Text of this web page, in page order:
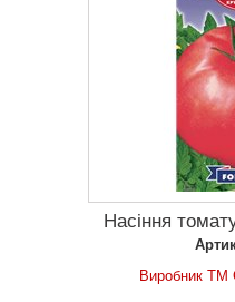
Насіння
Виробник ТМ